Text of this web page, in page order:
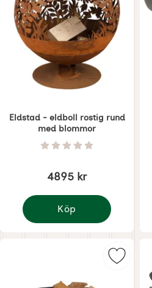
Eldstad - eldboll rostig rund
med blommor
Art. nr 1775 Betyg: 0 Stjärnor av 5
4895 kr
Köp
Eldstad - eldboll rostig